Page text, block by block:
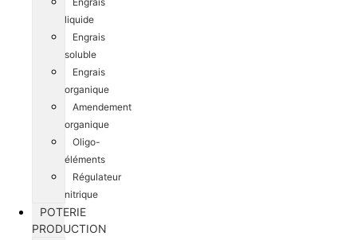
liquide
Engrais
soluble
Engrais
organique
Amendement
organique
Oligo-
éléments
Régulateur
nitrique
POTERIE
PRODUCTION